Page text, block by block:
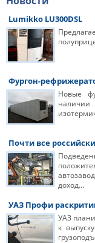
Lumikko LU300DSL
Фургон-
Новые
наличии
Почти все
доход…
УАЗ Профи
УАЗ
к